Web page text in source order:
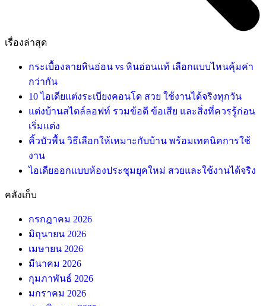
เรื่องล่าสุด
กระเบื้องลายหินอ่อน vs หินอ่อนแท้ เลือกแบบไหนคุ้มค่า
กว่ากัน
10 ไอเดียแต่งระเบียงคอนโด สวย ใช้งานได้จริงทุกวัน
แต่งบ้านสไตล์ลอฟท์ รวมข้อดี ข้อเสีย และสิ่งที่ควรรู้ก่อน
เริ่มแต่ง
คิ้วบัวพื้น วิธีเลือกให้เหมาะกับบ้าน พร้อมเทคนิคการใช้
งาน
ไอเดียออกแบบห้องประชุมยุคใหม่ สวยและใช้งานได้จริง
คลังเก็บ
กรกฎาคม 2026
มิถุนายน 2026
เมษายน 2026
มีนาคม 2026
กุมภาพันธ์ 2026
มกราคม 2026